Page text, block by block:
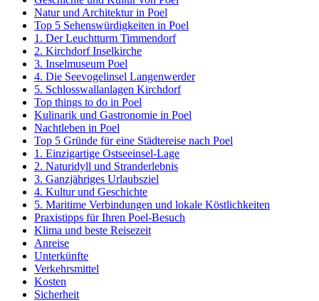
Natur und Architektur in Poel
Top 5 Sehenswürdigkeiten in Poel
1. Der Leuchtturm Timmendorf
2. Kirchdorf Inselkirche
3. Inselmuseum Poel
4. Die Seevogelinsel Langenwerder
5. Schlosswallanlagen Kirchdorf
Top things to do in Poel
Kulinarik und Gastronomie in Poel
Nachtleben in Poel
Top 5 Gründe für eine Städtereise nach Poel
1. Einzigartige Ostseeinsel-Lage
2. Naturidyll und Stranderlebnis
3. Ganzjähriges Urlaubsziel
4. Kultur und Geschichte
5. Maritime Verbindungen und lokale Köstlichkeiten
Praxistipps für Ihren Poel-Besuch
Klima und beste Reisezeit
Anreise
Unterkünfte
Verkehrsmittel
Kosten
Sicherheit